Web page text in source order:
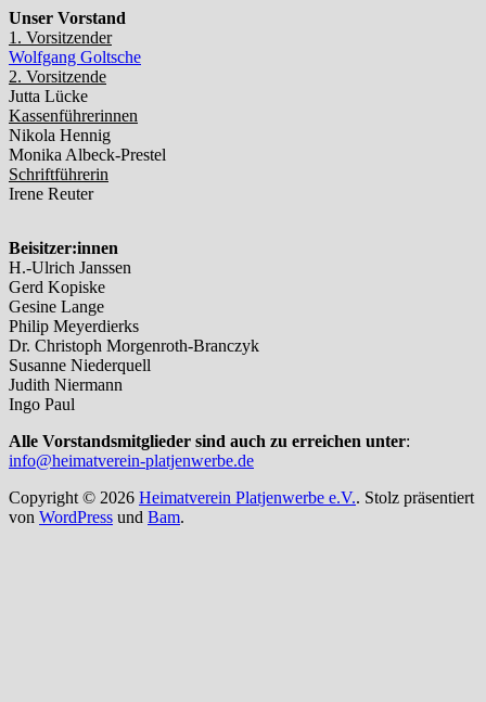
Unser Vorstand
1. Vorsitzender
Wolfgang Goltsche
2. Vorsitzende
Jutta Lücke
Kassenführerinnen
Nikola Hennig
Monika Albeck-Prestel
Schriftführerin
Irene Reuter
Beisitzer:innen
H.-Ulrich Janssen
Gerd Kopiske
Gesine Lange
Philip Meyerdierks
Dr. Christoph Morgenroth-Branczyk
Susanne Niederquell
Judith Niermann
Ingo Paul
Alle Vorstandsmitglieder sind auch zu erreichen unter:
info@heimatverein-platjenwerbe.de
Copyright © 2026 Heimatverein Platjenwerbe e.V.. Stolz präsentiert
von WordPress und Bam.